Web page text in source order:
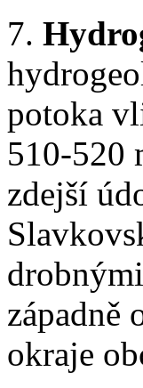
7.
potoka
510-520
zdejší
západně
okraje